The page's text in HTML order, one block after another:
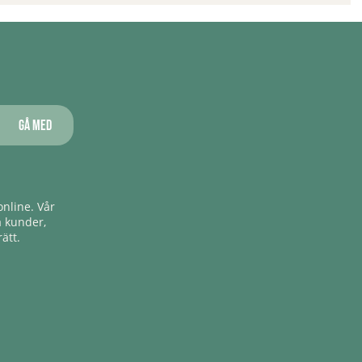
Gå med
Vår
kunder,